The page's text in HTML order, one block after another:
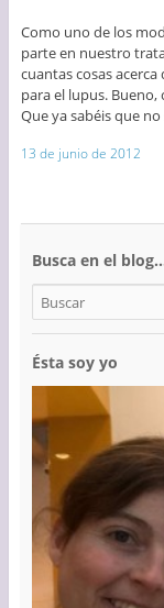
Como uno de los
parte en nuestro
cuantas cosas
para el lupus.
Que ya sabéis que
13 de junio de 2012
Busca en el
Ésta soy yo